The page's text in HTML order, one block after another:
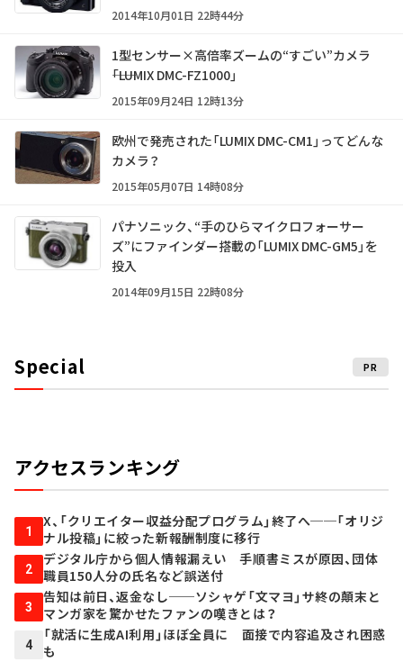
2014年10月01日 22時44分
1型センサー×高倍率ズームの“すごい”カメラ
――「LUMIX DMC-FZ1000」
2015年09月24日 12時13分
欧州で発売された「LUMIX DMC-CM1」ってどんな
カメラ？
2015年05月07日 14時08分
パナソニック、“手のひらマイクロフォーサー
ズ”にファインダー搭載の「LUMIX DMC-GM5」を
投入
2014年09月15日 22時08分
Special PR
アクセスランキング
1
X、「クリエイター収益分配プログラム」終了へ──「オリジ
ナル投稿」に絞った新報酬制度に移行
2
デジタル庁から個人情報漏えい 手順書ミスが原因、団体
職員150人分の氏名など誤送付
3
告知は前日、返金なし──ソシャゲ「文マヨ」サ終の顛末と
マンガ家を驚かせたファンの嘆きとは？
4
「就活に生成AI利用」ほぼ全員に 面接で内容追及され困惑
も